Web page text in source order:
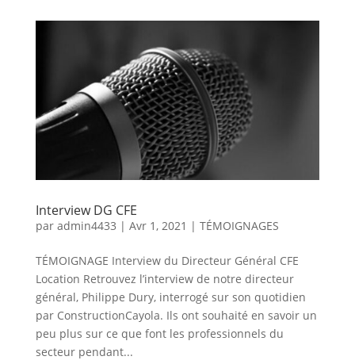
Interview DG CFE
par admin4433 | Avr 1, 2021 | TÉMOIGNAGES
TÉMOIGNAGE Interview du Directeur Général CFE
Location Retrouvez l’interview de notre directeur
général, Philippe Dury, interrogé sur son quotidien
par ConstructionCayola. Ils ont souhaité en savoir un
peu plus sur ce que font les professionnels du
secteur pendant...